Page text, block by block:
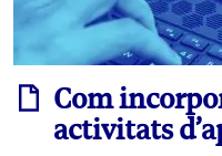
informe
Com
activitats